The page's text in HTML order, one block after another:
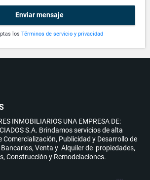
Enviar mensaje
los Términos de servicio y privacidad
INMOBILIARIOS UNA EMPRESA DE:
S.A. Brindamos servicios de alta
Comercialización, Publicidad y Desarrollo de
Venta y Alquiler de propiedades,
Construcción y Remodelaciones.